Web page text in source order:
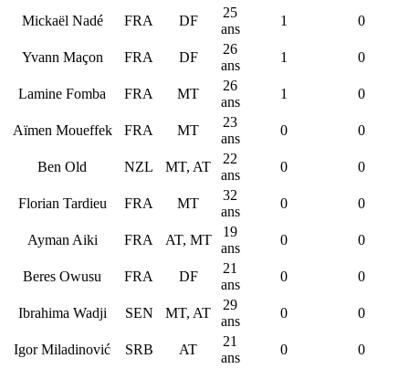
Mickaël Nadé FRA DF
25
ans
1 0
Yvann Maçon FRA DF
26
ans
1 0
Lamine Fomba FRA MT
26
ans
1 0
Aïmen Moueffek FRA MT
23
ans
0 0
Ben Old NZL MT, AT
22
ans
0 0
Florian Tardieu FRA MT
32
ans
0 0
Ayman Aiki FRA AT, MT
19
ans
0 0
Beres Owusu FRA DF
21
ans
0 0
Ibrahima Wadji SEN MT, AT
29
ans
0 0
Igor Miladinović SRB AT
21
ans
0 0